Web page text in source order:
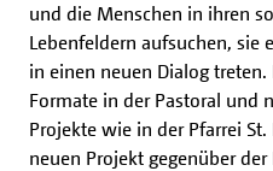
und die Menschen in ihren
Lebenfeldern aufsuchen,
in einen neuen Dialog treten.
Formate in der Pastoral und
Projekte wie in der Pfarrei
neuen Projekt gegenüber